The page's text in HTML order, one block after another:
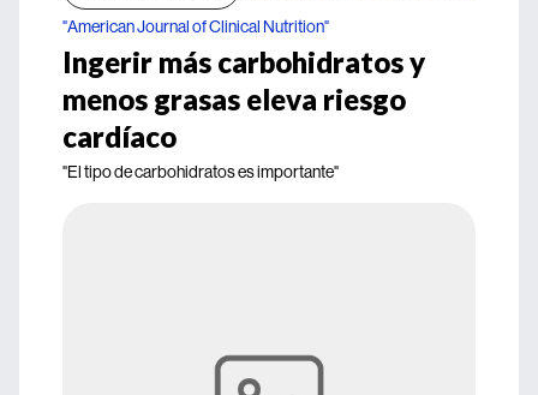
"American Journal of Clinical Nutrition"
Ingerir más carbohidratos y
menos grasas eleva riesgo
cardíaco
"El tipo de carbohidratos es importante"